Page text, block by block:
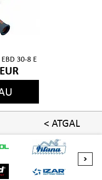
30-8 E
< ATGAL